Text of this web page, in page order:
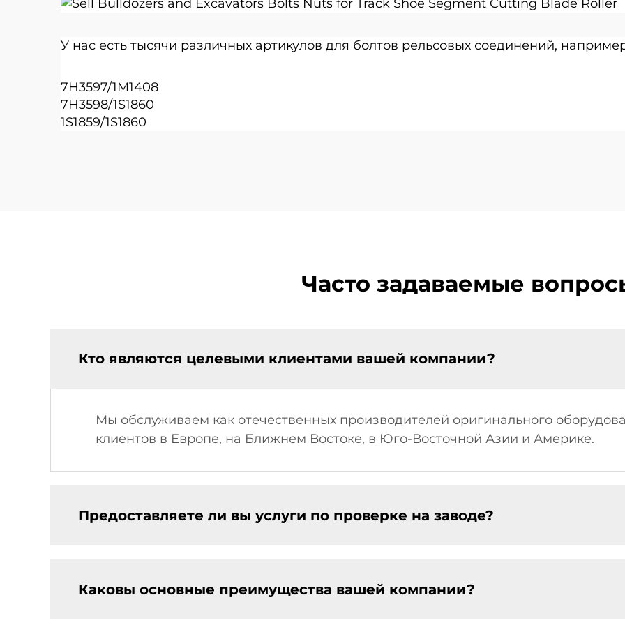
У нас есть тысячи различных артикулов для болтов рельсовых соединений,
7H3597/1M1408
7H3598/1S1860
1S1859/1S1860
Часто задаваемые
Кто являются целевыми клиентами вашей компании?
Мы обслуживаем как отечественных производителей оригинального
клиентов в Европе, на Ближнем Востоке, в Юго-Восточной Азии и Америке.
Предоставляете ли вы услуги по проверке на заводе?
Каковы основные преимущества вашей компании?